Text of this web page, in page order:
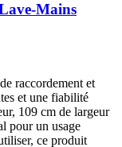
Mains
raccordement et
et une fiabilité
109 cm de largeur
pour un usage
ce produit